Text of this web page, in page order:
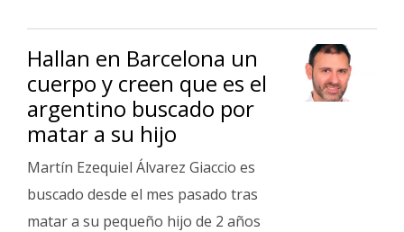
Hallan en Barcelona un
cuerpo y creen que es el
argentino buscado por
matar a su hijo
Martín Ezequiel Álvarez Giaccio es
buscado desde el mes pasado tras
matar a su pequeño hijo de 2 años